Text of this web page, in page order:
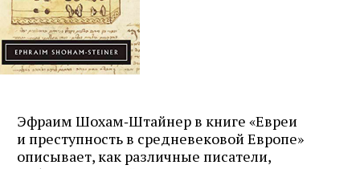
Эфраим Шохам‑Штайнер в книге «Евреи
и преступность в средневековой Европе»
описывает, как различные писатели,